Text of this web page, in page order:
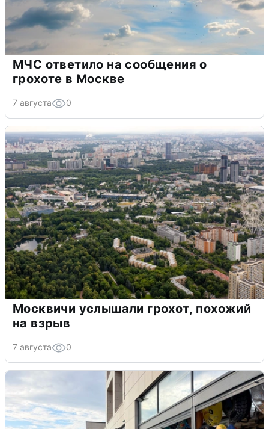
МЧС ответило на сообщения о
грохоте в Москве
7 августа 0
Москвичи услышали грохот, похожий
на взрыв
7 августа 0